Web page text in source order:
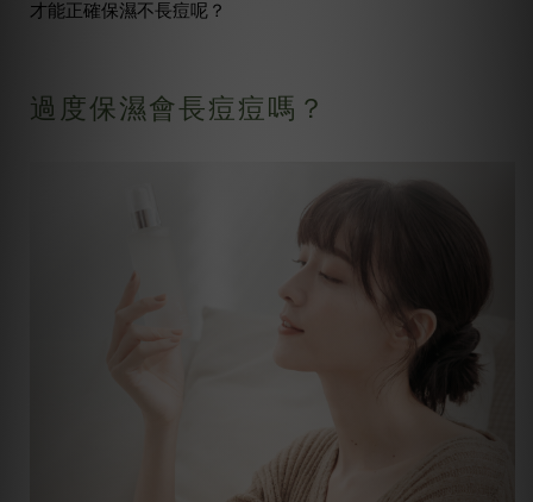
才能正確保濕不長痘呢？
過度保濕會長痘痘嗎？